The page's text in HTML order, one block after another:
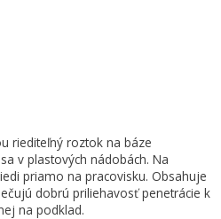
riediteľný roztok na báze
v plastových nádobách. Na
priamo na pracovisku. Obsahuje
dobrú priliehavosť penetrácie k
na podklad.